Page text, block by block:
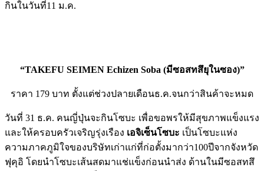
กินในวันที่11 ม.ค.
“TAKEFU SEIMEN Echizen Soba (มีซอสทสึยุในซอง)”
ราคา 179 บาท ตั้งแต่ช่วงปลายเดือนธ.ค.จนกว่าสินค้าจะหมด
วันที่ 31 ธ.ค. คนญี่ปุ่นจะกินโซบะ เพื่อขอพรให้มีสุขภาพแข็งแรง
และให้ครอบครัวเจริญรุ่งเรือง เอจิเซ็นโซบะ เป็นโซบะแห่ง
ความภาคภูมิใจของบริษัทเก่าแก่ที่ก่อตั้งมากว่า100ปีจากจังหวัด
ฟุคุอิ โดยนำโซบะเส้นสดมาแช่แข็งก่อนนำส่ง ด้านในมีซอสทสึ